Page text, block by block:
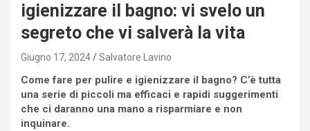
igienizzare il bagno: vi svelo un
segreto che vi salverà la vita
Giugno 17, 2024 Salvatore Lavino
Come fare per pulire e igienizzare il bagno? C’è tutta
una serie di piccoli ma efficaci e rapidi suggerimenti
che ci daranno una mano a risparmiare e non
inquinare.